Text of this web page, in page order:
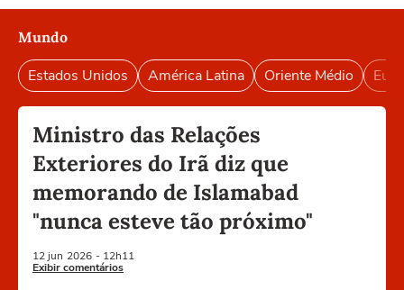
Mundo
Estados Unidos América Latina Oriente Médio
Ministro das Relações
Exteriores do Irã diz que
memorando de Islamabad
"nunca esteve tão próximo"
12 jun 2026 - 12h11
Exibir comentários